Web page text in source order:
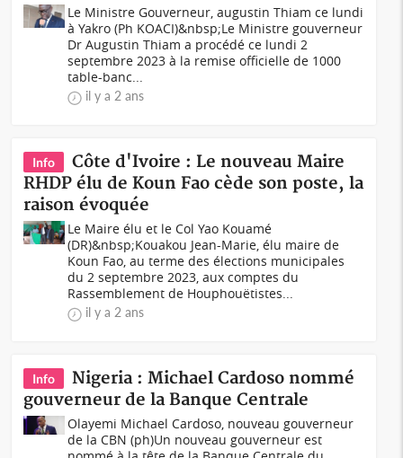
Le Ministre Gouverneur, augustin Thiam ce lundi
à Yakro (Ph KOACI)&nbsp;Le Ministre gouverneur
Dr Augustin Thiam a procédé ce lundi 2
septembre 2023 à la remise officielle de 1000
table-banc...
il y a 2 ans
Info
Côte d'Ivoire : Le nouveau Maire
RHDP élu de Koun Fao cède son poste, la
raison évoquée
Le Maire élu et le Col Yao Kouamé
(DR)&nbsp;Kouakou Jean-Marie, élu maire de
Koun Fao, au terme des élections municipales
du 2 septembre 2023, aux comptes du
Rassemblement de Houphouëtistes...
il y a 2 ans
Info
Nigeria : Michael Cardoso nommé
gouverneur de la Banque Centrale
Olayemi Michael Cardoso, nouveau gouverneur
de la CBN (ph)Un nouveau gouverneur est